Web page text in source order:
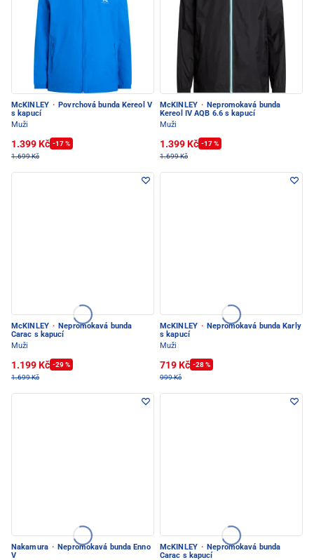
McKINLEY · Povrchová bunda Kereol V
s kapucí
Muži
1.399 Kč -17 %
1.699 Kč
McKINLEY · Nepromokavá bunda
Kereol IV AQB 6.6 s kapucí
Muži
1.399 Kč -17 %
1.699 Kč
McKINLEY · Nepromokavá bunda
Carac s kapucí
Muži
1.199 Kč -29 %
1.699 Kč
McKINLEY · Nepromokavá bunda Karly
s kapucí
Muži
719 Kč -28 %
999 Kč
Nakamura · Nepromokavá bunda Enno
V
McKINLEY · Nepromokavá bunda
Carac s kapucí